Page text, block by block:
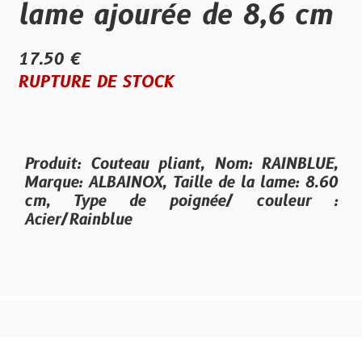
lame ajourée de 8,6 cm
17.50 €
RUPTURE DE STOCK
Produit: Couteau pliant, Nom: RAINBLUE,
Marque: ALBAINOX, Taille de la lame: 8.60
cm, Type de poignée/ couleur :
Acier/Rainblue